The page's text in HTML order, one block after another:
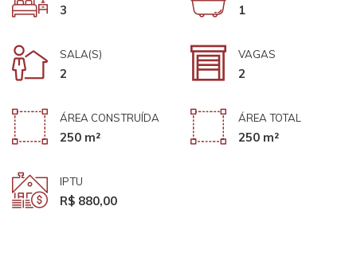
3 1
SALA(S)
2
VAGAS
2
ÁREA CONSTRUÍDA
250 m²
ÁREA TOTAL
250 m²
IPTU
R$ 880,00